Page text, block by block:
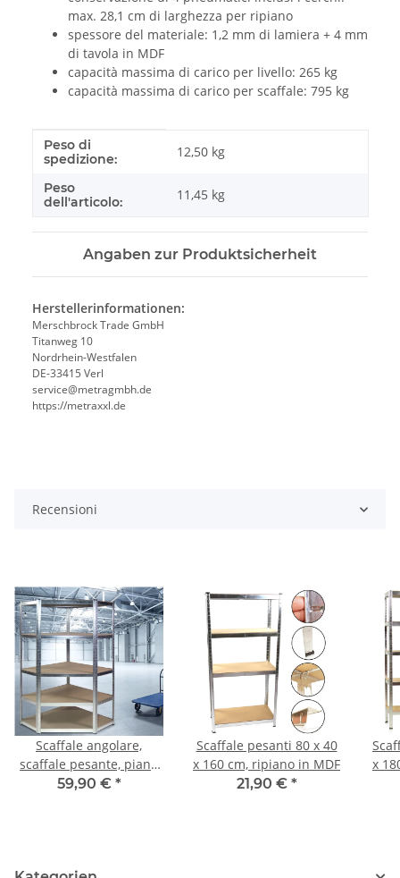
max. 28,1 cm di larghezza per ripiano
spessore del materiale: 1,2 mm di lamiera + 4 mm
di tavola in MDF
capacità massima di carico per livello: 265 kg
capacità massima di carico per scaffale: 795 kg
#productDetails.itemInformation#
#productDetails.itemValue#
Peso di
spedizione:
12,50 kg
Peso
dell'articolo:
11,45 kg
Angaben zur Produktsicherheit
Herstellerinformationen:
Merschbrock Trade GmbH
Titanweg 10
Nordrhein-Westfalen
DE-33415 Verl
service@metragmbh.de
https://metraxxl.de
Recensioni
Scaffale angolare,
scaffale pesante, piano
in MDF
59,90 € *
Scaffale pesanti 80 x 40
x 160 cm, ripiano in MDF
21,90 € *
x